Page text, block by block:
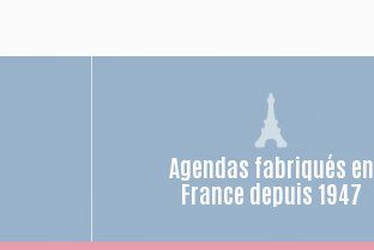
Agendas fabriqués en
France depuis 1947